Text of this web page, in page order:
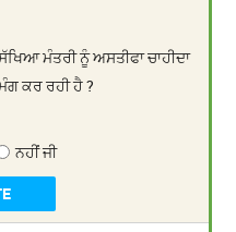
ਮੰਤਰੀ ਨੂੰ ਅਸਤੀਫਾ ਚਾਹੀਦਾ
ਕਰ ਰਹੀ ਹੈ ?
ਨਹੀਂ ਜੀ